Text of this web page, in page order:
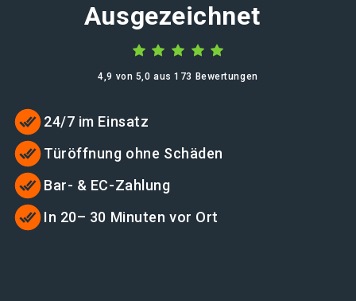
Ausgezeichnet
4,9 von 5,0 aus 173 Bewertungen
24/7 im Einsatz
Türöffnung ohne Schäden
Bar- & EC-Zahlung
In 20– 30 Minuten vor Ort